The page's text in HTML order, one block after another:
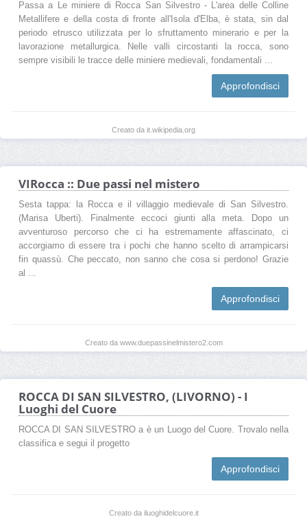
Passa a Le miniere di Rocca San Silvestro - L'area delle Colline
Metallifere e della costa di fronte all'Isola d'Elba, è stata, sin dal
periodo etrusco utilizzata per lo sfruttamento minerario e per la
lavorazione metallurgica. Nelle valli circostanti la rocca, sono
sempre visibili le tracce delle miniere medievali, fondamentali ...
Approfondisci
Creato da it.wikipedia.org
VIRocca :: Due passi nel mistero
Sesta tappa: la Rocca e il villaggio medievale di San Silvestro.
(Marisa Uberti). Finalmente eccoci giunti alla meta. Dopo un
avventuroso percorso che ci ha estremamente affascinato, ci
accorgiamo di essere tra i pochi che hanno scelto di arrampicarsi
fin quassù. Che peccato, non sanno che cosa si perdono! Grazie
al ...
Approfondisci
Creato da www.duepassinelmistero2.com
ROCCA DI SAN SILVESTRO, (LIVORNO) - I
Luoghi del Cuore
ROCCA DI SAN SILVESTRO a è un Luogo del Cuore. Trovalo nella
classifica e segui il progetto
Approfondisci
Creato da iluoghidelcuore.it